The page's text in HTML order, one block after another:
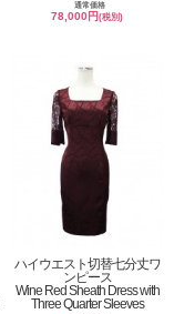
通常価格
78,000円(税別)
ハイウエスト切替七分丈ワ
ンピース
Wine Red Sheath Dress with
Three Quarter Sleeves